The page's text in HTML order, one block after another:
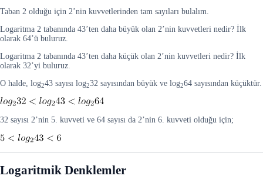
Taban 2 olduğu için 2’nin kuvvetlerinden tam sayıları bulalım.
Logaritma 2 tabanında 43’ten daha büyük olan 2’nin kuvvetleri nedir? İlk
olarak 64’ü buluruz.
Logaritma 2 tabanında 43’ten daha küçük olan 2’nin kuvvetleri nedir? İlk
olarak 32’yi buluruz.
O halde, log243 sayısı log232 sayısından büyük ve log264 sayısından küçüktür.
32 sayısı 2’nin 5. kuvveti ve 64 sayısı da 2’nin 6. kuvveti olduğu için;
Logaritmik Denklemler